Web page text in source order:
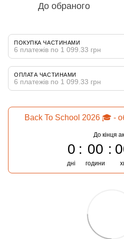
До обраного
ПОКУПКА ЧАСТИНАМИ
6 платежів по 1 099.33 грн
ОПЛАТА ЧАСТИНАМИ
6 платежів по 1 099.33 грн
Back To School 2026 🎓 -
До кінця
0
дні
00
години